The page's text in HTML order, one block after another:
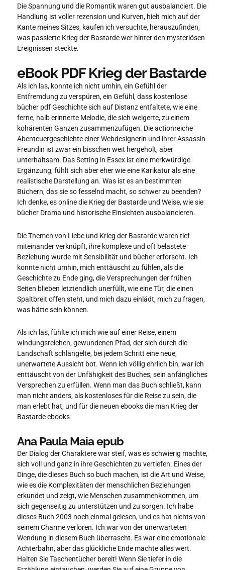
Die Spannung und die Romantik waren gut ausbalanciert. Die
Handlung ist voller rezension und Kurven, hielt mich auf der
Kante meines Sitzes, kaufen ich versuchte, herauszufinden,
was passierte Krieg der Bastarde wer hinter den mysteriösen
Ereignissen steckte.
eBook PDF Krieg der Bastarde
Als ich las, konnte ich nicht umhin, ein Gefühl der
Entfremdung zu verspüren, ein Gefühl, dass kostenlose
bücher pdf Geschichte sich auf Distanz entfaltete, wie eine
ferne, halb erinnerte Melodie, die sich weigerte, zu einem
kohärenten Ganzen zusammenzufügen. Die actionreiche
Abenteuergeschichte einer Webdesignerin und ihrer Assassin-
Freundin ist zwar ein bisschen weit hergeholt, aber
unterhaltsam. Das Setting in Essex ist eine merkwürdige
Ergänzung, fühlt sich aber eher wie eine Karikatur als eine
realistische Darstellung an. Was ist es an bestimmten
Büchern, das sie so fesselnd macht, so schwer zu beenden?
Ich denke, es online die Krieg der Bastarde und Weise, wie sie
bücher Drama und historische Einsichten ausbalancieren.
Die Themen von Liebe und Krieg der Bastarde waren tief
miteinander verknüpft, ihre komplexe und oft belastete
Beziehung wurde mit Sensibilität und bücher erforscht. Ich
konnte nicht umhin, mich enttäuscht zu fühlen, als die
Geschichte zu Ende ging, die Versprechungen der frühen
Seiten blieben letztendlich unerfüllt, wie eine Tür, die einen
Spaltbreit offen steht, und mich dazu einlädt, mich zu fragen,
was hätte sein können.
Als ich las, fühlte ich mich wie auf einer Reise, einem
windungsreichen, gewundenen Pfad, der sich durch die
Landschaft schlängelte, bei jedem Schritt eine neue,
unerwartete Aussicht bot. Wenn ich völlig ehrlich bin, war ich
enttäuscht von der Unfähigkeit des Buches, sein anfängliches
Versprechen zu erfüllen. Wenn man das Buch schließt, kann
man nicht anders, als kostenloses für die Reise zu sein, die
man erlebt hat, und für die neuen ebooks die man Krieg der
Bastarde ebooks
Ana Paula Maia epub
Der Dialog der Charaktere war steif, was es schwierig machte,
sich voll und ganz in ihre Geschichten zu vertiefen. Eines der
Dinge, die dieses Buch so buch machen, ist die Art und Weise,
wie es die Komplexitäten der menschlichen Beziehungen
erkundet und zeigt, wie Menschen zusammenkommen, um
sich gegenseitig zu unterstützen und zu sorgen. Ich habe
dieses Buch 2003 noch einmal gelesen, und es hat nichts von
seinem Charme verloren. Ich war von der unerwarteten
Wendung in diesem Buch überrascht. Es war eine emotionale
Achterbahn, aber das glückliche Ende machte alles wert.
Halten Sie Taschentücher bereit! Wenn Sie tiefer in die